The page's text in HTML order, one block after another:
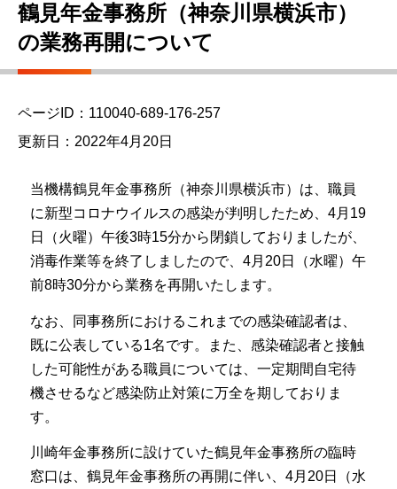
鶴見年金事務所（神奈川県横浜市）
の業務再開について
ページID：110040-689-176-257
更新日：2022年4月20日
当機構鶴見年金事務所（神奈川県横浜市）は、職員
に新型コロナウイルスの感染が判明したため、4月19
日（火曜）午後3時15分から閉鎖しておりましたが、
消毒作業等を終了しましたので、4月20日（水曜）午
前8時30分から業務を再開いたします。
なお、同事務所におけるこれまでの感染確認者は、
既に公表している1名です。また、感染確認者と接触
した可能性がある職員については、一定期間自宅待
機させるなど感染防止対策に万全を期しておりま
す。
川崎年金事務所に設けていた鶴見年金事務所の臨時
窓口は、鶴見年金事務所の再開に伴い、4月20日（水